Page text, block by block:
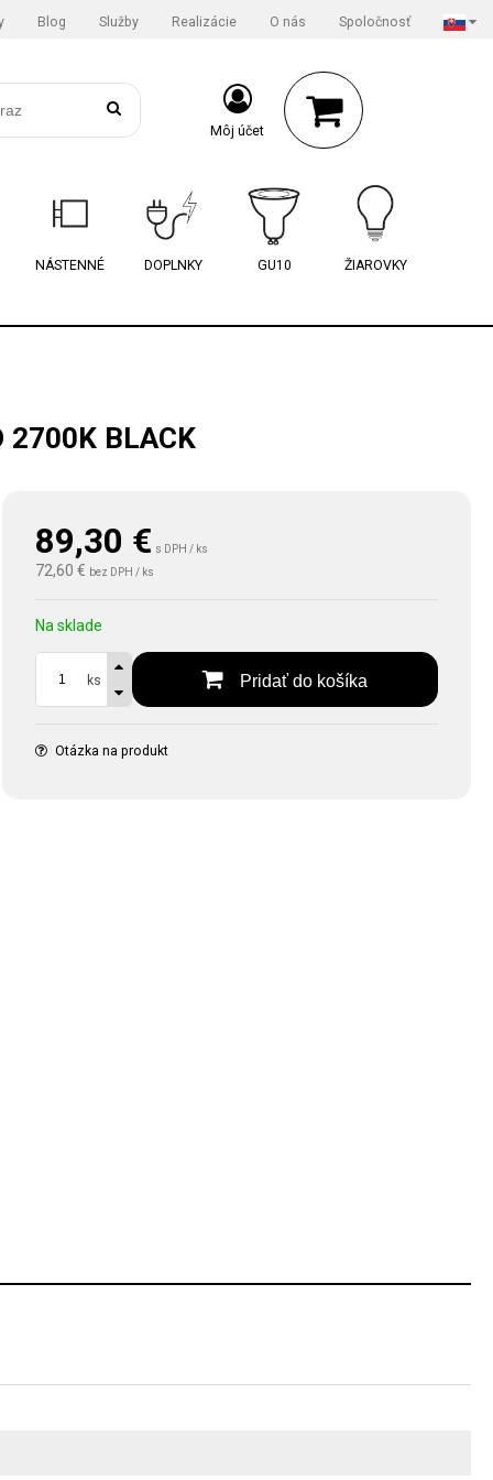
Blog Služby Realizácie O nás Spoločnosť
Môj účet
NÁSTENNÉ DOPLNKY GU10 ŽIAROVKY
2700K BLACK
89,30 € s DPH / ks
72,60 € bez DPH / ks
Na sklade
ks Pridať do košíka
Otázka na produkt